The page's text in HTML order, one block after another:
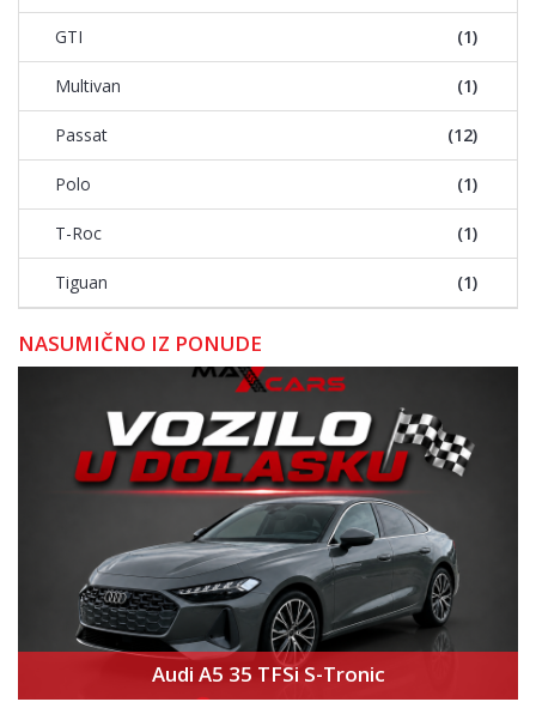
GTI (1)
Multivan (1)
Passat (12)
Polo (1)
T-Roc (1)
Tiguan (1)
NASUMIČNO IZ PONUDE
Audi A5 35 TFSi S-Tronic